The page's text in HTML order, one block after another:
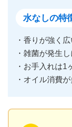
水なしの特
・香りが強く
・雑菌が発生
・お手入れは1
・オイル消費